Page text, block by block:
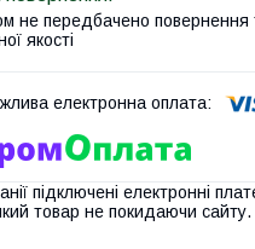
не передбачено повернення
якості
підключені електронні
товар не покидаючи сайту.